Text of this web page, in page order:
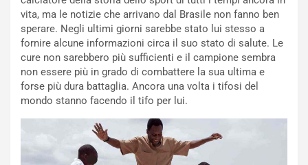
vita, ma le notizie che arrivano dal Brasile non fanno ben
sperare. Negli ultimi giorni sarebbe stato lui stesso a
fornire alcune informazioni circa il suo stato di salute. Le
cure non sarebbero più sufficienti e il campione sembra
non essere più in grado di combattere la sua ultima e
forse più dura battaglia. Ancora una volta i tifosi del
mondo stanno facendo il tifo per lui.